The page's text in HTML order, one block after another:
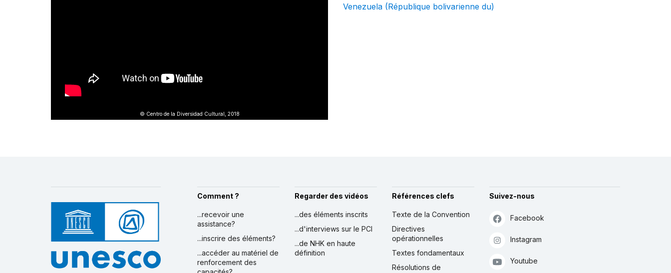
© Centro de la Diversidad Cultural, 2018
Venezuela (République bolivarienne du)
Comment ?
...recevoir une
assistance?
...inscrire des éléments?
...accéder au matériel de
renforcement des
Regarder des vidéos
...des éléments inscrits
...d'interviews sur le PCI
...de NHK en haute
définition
Références clefs
Texte de la Convention
Directives
opérationnelles
Textes fondamentaux
Résolutions de
Suivez-nous
Facebook
Instagram
Youtube